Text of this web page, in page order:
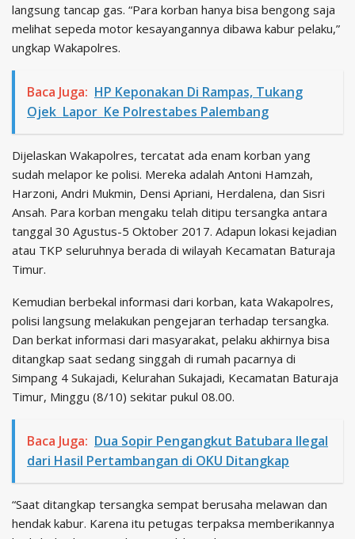
langsung tancap gas. “Para korban hanya bisa bengong saja
melihat sepeda motor kesayangannya dibawa kabur pelaku,”
ungkap Wakapolres.
Baca Juga: HP Keponakan Di Rampas, Tukang
Ojek Lapor Ke Polrestabes Palembang
Dijelaskan Wakapolres, tercatat ada enam korban yang
sudah melapor ke polisi. Mereka adalah Antoni Hamzah,
Harzoni, Andri Mukmin, Densi Apriani, Herdalena, dan Sisri
Ansah. Para korban mengaku telah ditipu tersangka antara
tanggal 30 Agustus-5 Oktober 2017. Adapun lokasi kejadian
atau TKP seluruhnya berada di wilayah Kecamatan Baturaja
Timur.
Kemudian berbekal informasi dari korban, kata Wakapolres,
polisi langsung melakukan pengejaran terhadap tersangka.
Dan berkat informasi dari masyarakat, pelaku akhirnya bisa
ditangkap saat sedang singgah di rumah pacarnya di
Simpang 4 Sukajadi, Kelurahan Sukajadi, Kecamatan Baturaja
Timur, Minggu (8/10) sekitar pukul 08.00.
Baca Juga: Dua Sopir Pengangkut Batubara Ilegal
dari Hasil Pertambangan di OKU Ditangkap
“Saat ditangkap tersangka sempat berusaha melawan dan
hendak kabur. Karena itu petugas terpaksa memberikannya